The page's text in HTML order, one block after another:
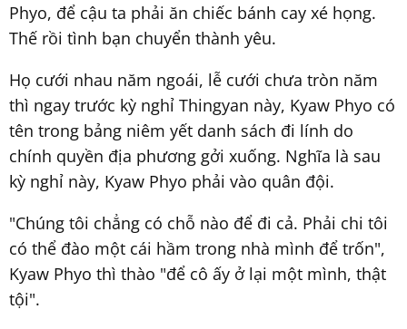
Phyo, để cậu ta phải ăn chiếc bánh cay xé họng.
Thế rồi tình bạn chuyển thành yêu.
Họ cưới nhau năm ngoái, lễ cưới chưa tròn năm
thì ngay trước kỳ nghỉ Thingyan này, Kyaw Phyo có
tên trong bảng niêm yết danh sách đi lính do
chính quyền địa phương gởi xuống. Nghĩa là sau
kỳ nghỉ này, Kyaw Phyo phải vào quân đội.
"Chúng tôi chẳng có chỗ nào để đi cả. Phải chi tôi
có thể đào một cái hầm trong nhà mình để trốn",
Kyaw Phyo thì thào "để cô ấy ở lại một mình, thật
tội".